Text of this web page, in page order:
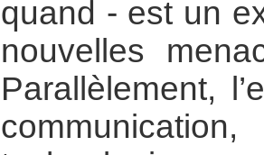
quand - est un
nouvelles
Parallèlement,